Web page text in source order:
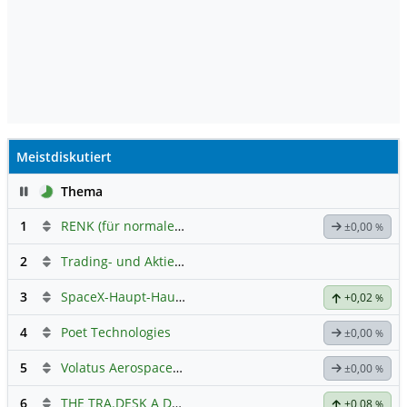
Meistdiskutiert
PauseThema
1
RENK (für normale, sachliche Kommunikation!) ±0,00 %
2 Trading- und Aktien-Chat
3 SpaceX-Haupt-Hauptforum +0,02 %
4 Poet Technologies ±0,00 %
5 Volatus Aerospace (Offener Austausch) ±0,00 %
6 THE TRA.DESK A DL-,000001 +0,08 %